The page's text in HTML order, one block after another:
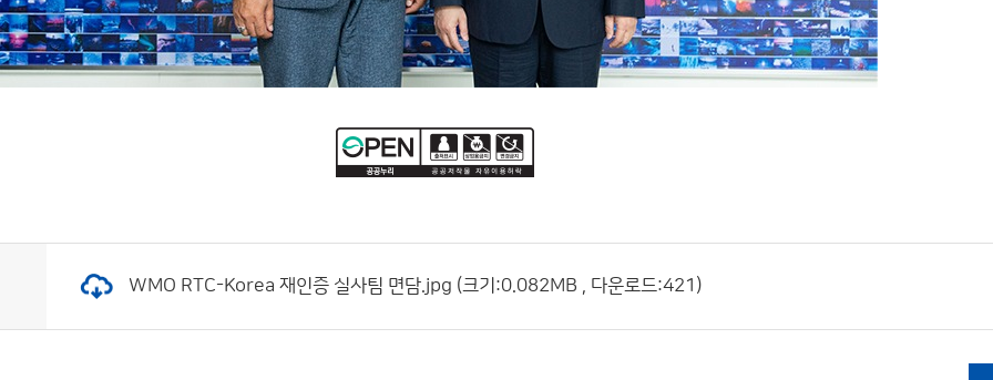
WMO RTC-Korea 재인증 실사팀 면담.jpg (크기:0.082MB , 다운로드:421)